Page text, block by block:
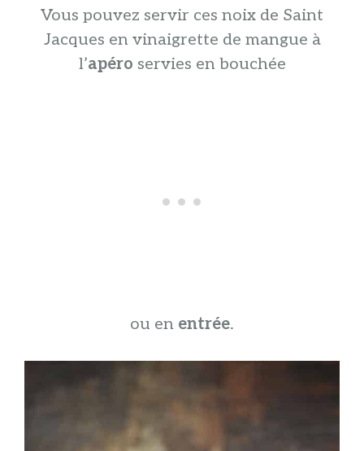
Vous pouvez servir ces noix de Saint
Jacques en vinaigrette de mangue à
l’apéro servies en bouchée
ou en entrée.